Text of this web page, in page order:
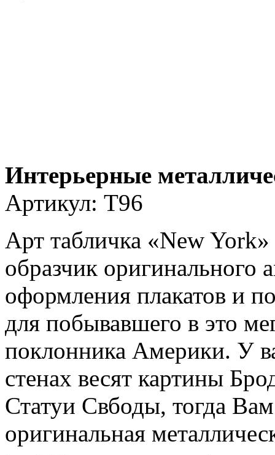
Интерьерные
Артикул: T96
Арт табличка «New
образчик оригинального
оформления плакатов и
для побывавшего в это
поклонника Америки. У
стенах весят картины
Статуи Свбоды, тогда
оригинальная